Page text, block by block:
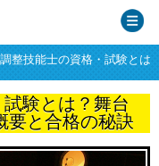
整技能士の資格・試験とは
験とは？舞台
要と合格の秘訣